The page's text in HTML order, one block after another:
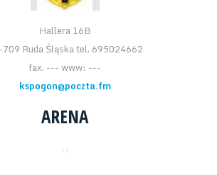
Hallera 16B
Ruda Śląska tel. 695024662
fax. --- www: ---
kspogon@poczta.fm
ARENA
, ,